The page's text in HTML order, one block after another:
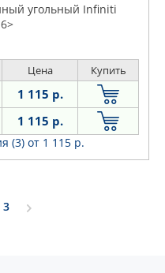
угольный Infiniti
Цена Купить
1 115 р.
1 115 р.
(3) от 1 115 р.
3